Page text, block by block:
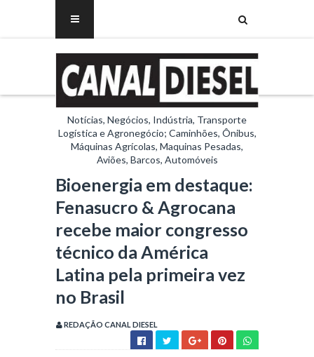
Notícias, Negócios, Indústria, Transporte
Logística e Agronegócio; Caminhões, Ônibus,
Máquinas Agrícolas, Maquinas Pesadas,
Aviões, Barcos, Automóveis
Bioenergia em destaque:
Fenasucro & Agrocana
recebe maior congresso
técnico da América
Latina pela primeira vez
no Brasil
REDAÇÃO CANAL DIESEL